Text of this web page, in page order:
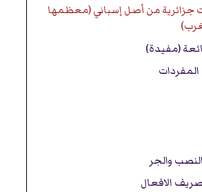
جزائرية من أصل إسباني (معظمها
(مفيدة)
المفردات
والجر
الافعال